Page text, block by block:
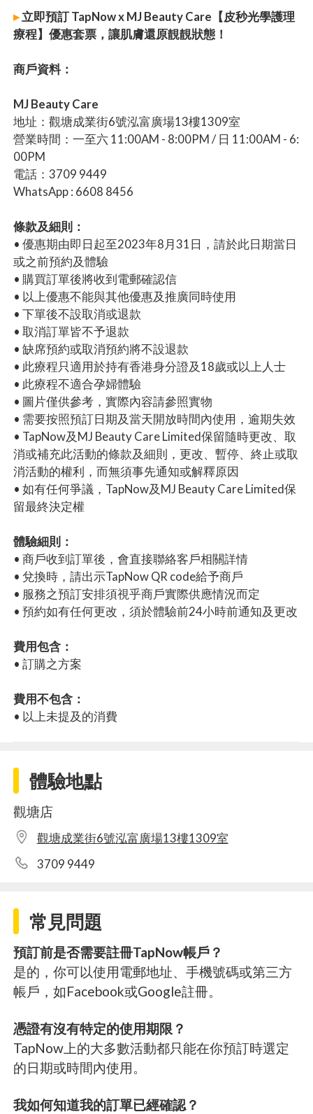
▸立即預訂 TapNow x MJ Beauty Care【皮秒光學護理
療程】優惠套票，讓肌膚還原靚靚狀態！
商戶資料：
MJ Beauty Care
地址：觀塘成業街6號泓富廣場13樓1309室
營業時間：一至六 11:00AM - 8:00PM / 日 11:00AM - 6:
00PM
電話：3709 9449
WhatsApp : 6608 8456
條款及細則：
• 優惠期由即日起至2023年8月31日，請於此日期當日
或之前預約及體驗
• 購買訂單後將收到電郵確認信
• 以上優惠不能與其他優惠及推廣同時使用
• 下單後不設取消或退款
• 取消訂單皆不予退款
• 缺席預約或取消預約將不設退款
• 此療程只適用於持有香港身分證及18歲或以上人士
• 此療程不適合孕婦體驗
• 圖片僅供參考，實際內容請參照實物
• 需要按照預訂日期及當天開放時間內使用，逾期失效
• TapNow及MJ Beauty Care Limited保留隨時更改、取
消或補充此活動的條款及細則，更改、暫停、終止或取
消活動的權利，而無須事先通知或解釋原因
• 如有任何爭議，TapNow及MJ Beauty Care Limited保
留最終決定權
體驗細則：
• 商戶收到訂單後，會直接聯絡客戶相關詳情
• 兌換時，請出示TapNow QR code給予商戶
• 服務之預訂安排須視乎商戶實際供應情況而定
• 預約如有任何更改，須於體驗前24小時前通知及更改
費用包含：
• 訂購之方案
費用不包含：
• 以上未提及的消費
體驗地點
觀塘店
觀塘成業街6號泓富廣場13樓1309室
3709 9449
常見問題
預訂前是否需要註冊TapNow帳戶？
是的，你可以使用電郵地址、手機號碼或第三方
帳戶，如Facebook或Google註冊。
憑證有沒有特定的使用期限？
TapNow上的大多數活動都只能在你預訂時選定
的日期或時間內使用。
我如何知道我的訂單已經確認？